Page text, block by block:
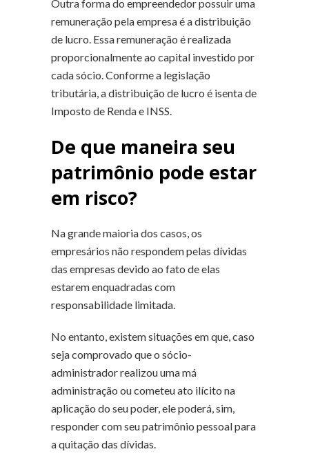
Outra forma do empreendedor possuir uma
remuneração pela empresa é a distribuição
de lucro. Essa remuneração é realizada
proporcionalmente ao capital investido por
cada sócio. Conforme a legislação
tributária, a distribuição de lucro é isenta de
Imposto de Renda e INSS.
De que maneira seu
patrimônio pode estar
em risco?
Na grande maioria dos casos, os
empresários não respondem pelas dívidas
das empresas devido ao fato de elas
estarem enquadradas com
responsabilidade limitada.
No entanto, existem situações em que, caso
seja comprovado que o sócio-
administrador realizou uma má
administração ou cometeu ato ilícito na
aplicação do seu poder, ele poderá, sim,
responder com seu patrimônio pessoal para
a quitação das dívidas.